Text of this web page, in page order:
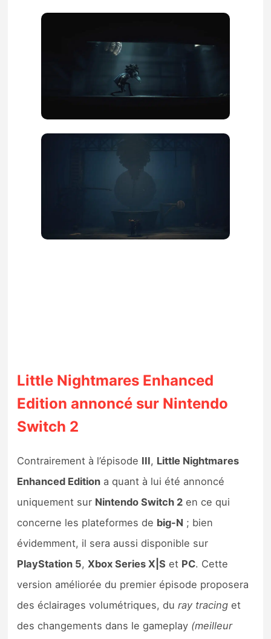
Little Nightmares Enhanced
Edition annoncé sur Nintendo
Switch 2
Contrairement à l’épisode III, Little Nightmares
Enhanced Edition a quant à lui été annoncé
uniquement sur Nintendo Switch 2 en ce qui
concerne les plateformes de big-N ; bien
évidemment, il sera aussi disponible sur
PlayStation 5,Xbox Series X|S et PC. Cette
version améliorée du premier épisode proposera
des éclairages volumétriques, duray tracing et
des changements dans le gameplay (meilleur